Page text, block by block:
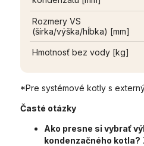
Rozmery VS
(šírka/výška/hĺbka) [mm]
Hmotnosť bez vody [kg]
*Pre systémové kotly s
Časté otázky
Ako presne si vybrať
kondenzačného kotla?